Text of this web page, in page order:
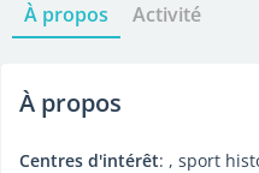
À propos Activité
À propos
Centres d'intérêt: , sport